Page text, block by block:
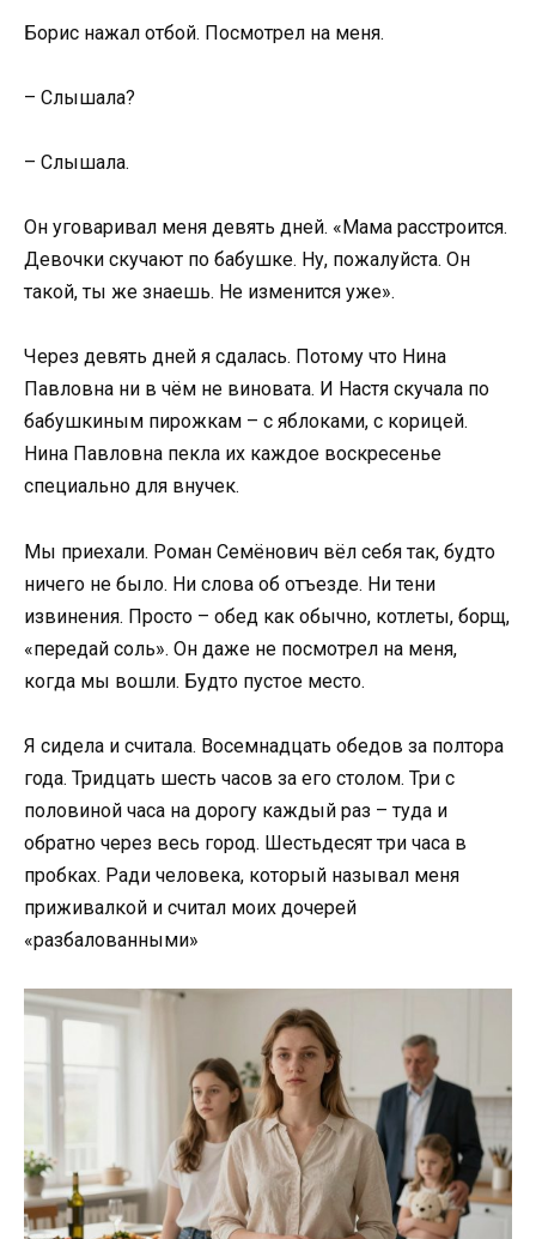
Борис нажал отбой. Посмотрел на меня.
– Слышала?
– Слышала.
Он уговаривал меня девять дней. «Мама расстроится.
Девочки скучают по бабушке. Ну, пожалуйста. Он
такой, ты же знаешь. Не изменится уже».
Через девять дней я сдалась. Потому что Нина
Павловна ни в чём не виновата. И Настя скучала по
бабушкиным пирожкам – с яблоками, с корицей.
Нина Павловна пекла их каждое воскресенье
специально для внучек.
Мы приехали. Роман Семёнович вёл себя так, будто
ничего не было. Ни слова об отъезде. Ни тени
извинения. Просто – обед как обычно, котлеты, борщ,
«передай соль». Он даже не посмотрел на меня,
когда мы вошли. Будто пустое место.
Я сидела и считала. Восемнадцать обедов за полтора
года. Тридцать шесть часов за его столом. Три с
половиной часа на дорогу каждый раз – туда и
обратно через весь город. Шестьдесят три часа в
пробках. Ради человека, который называл меня
приживалкой и считал моих дочерей
«разбалованными»